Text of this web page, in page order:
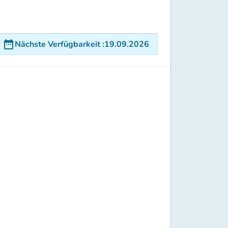
date_rangeNächste Verfügbarkeit:19.09.2026